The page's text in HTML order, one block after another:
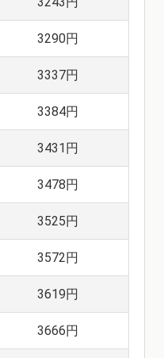
3290円
3337円
3384円
3431円
3478円
3525円
3572円
3619円
3666円